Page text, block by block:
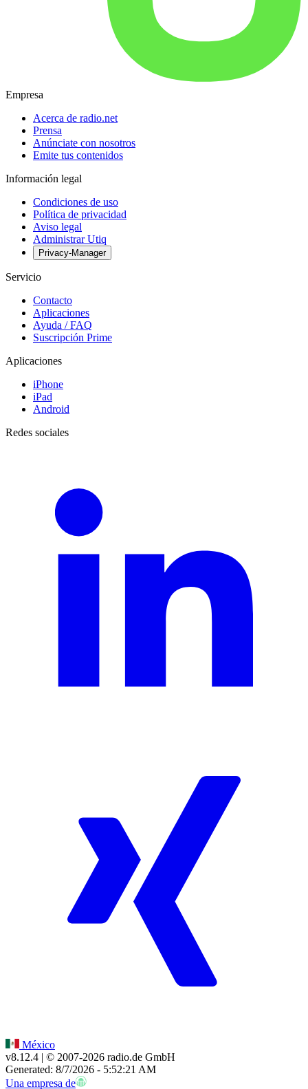
Empresa
Acerca de radio.net
Prensa
Anúnciate con nosotros
Emite tus contenidos
Información legal
Condiciones de uso
Política de privacidad
Aviso legal
Administrar Utiq
Privacy-Manager
Servicio
Contacto
Aplicaciones
Ayuda / FAQ
Suscripción Prime
Aplicaciones
iPhone
iPad
Android
Redes sociales
México
v8.12.4 | © 2007-2026 radio.de GmbH
Generated: 8/7/2026 - 5:52:21 AM
Una empresa de